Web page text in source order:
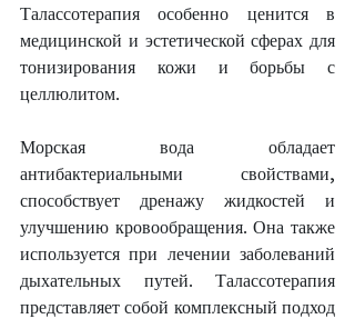
Талассотерапия особенно ценится в
медицинской и эстетической сферах для
тонизирования кожи и борьбы с
целлюлитом.
Морская вода обладает
антибактериальными свойствами,
способствует дренажу жидкостей и
улучшению кровообращения. Она также
используется при лечении заболеваний
дыхательных путей. Талассотерапия
представляет собой комплексный подход